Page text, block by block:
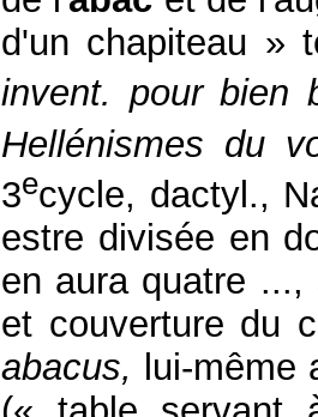
d'un chapiteau »
invent. pour bien
Hellénismes du
3ecycle, dactyl.,
estre divisée en
en aura quatre
et couverture du
abacus,
lui-